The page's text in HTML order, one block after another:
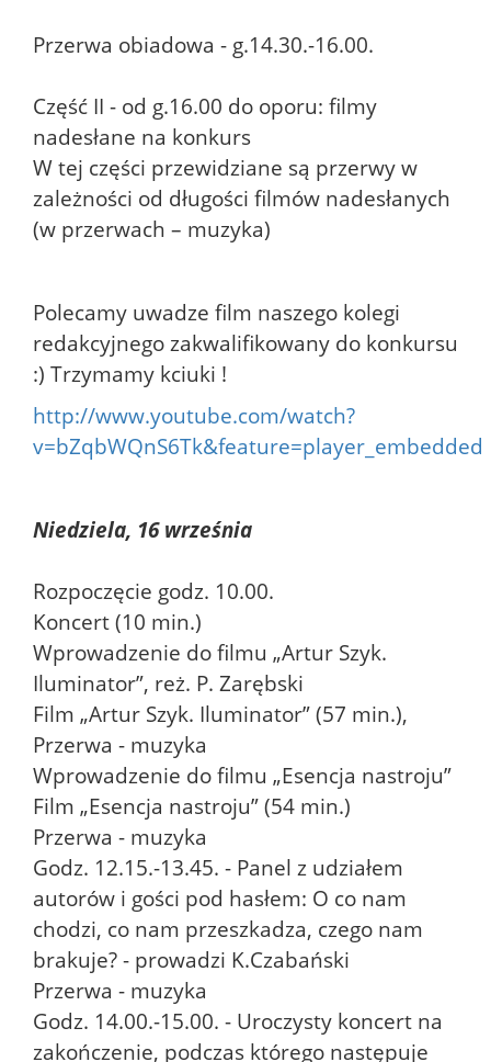
Przerwa obiadowa - g.14.30.-16.00.
Część II - od g.16.00 do oporu: filmy
nadesłane na konkurs
W tej części przewidziane są przerwy w
zależności od długości filmów nadesłanych
(w przerwach – muzyka)
Polecamy uwadze film naszego kolegi
redakcyjnego zakwalifikowany do konkursu
:) Trzymamy kciuki !
http://www.youtube.com/watch?
v=bZqbWQnS6Tk&feature=player_embedded
Niedziela, 16 września
Rozpoczęcie godz. 10.00.
Koncert (10 min.)
Wprowadzenie do filmu „Artur Szyk.
Iluminator”, reż. P. Zarębski
Film „Artur Szyk. Iluminator” (57 min.),
Przerwa - muzyka
Wprowadzenie do filmu „Esencja nastroju”
Film „Esencja nastroju” (54 min.)
Przerwa - muzyka
Godz. 12.15.-13.45. - Panel z udziałem
autorów i gości pod hasłem: O co nam
chodzi, co nam przeszkadza, czego nam
brakuje? - prowadzi K.Czabański
Przerwa - muzyka
Godz. 14.00.-15.00. - Uroczysty koncert na
zakończenie, podczas którego następuje